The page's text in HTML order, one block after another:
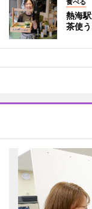
熱海
茶使